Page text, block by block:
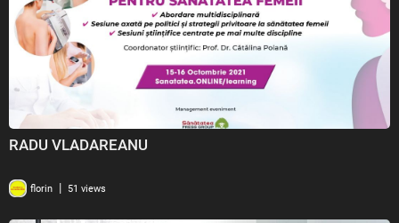
RADU VLADAREANU
florin | 51 views